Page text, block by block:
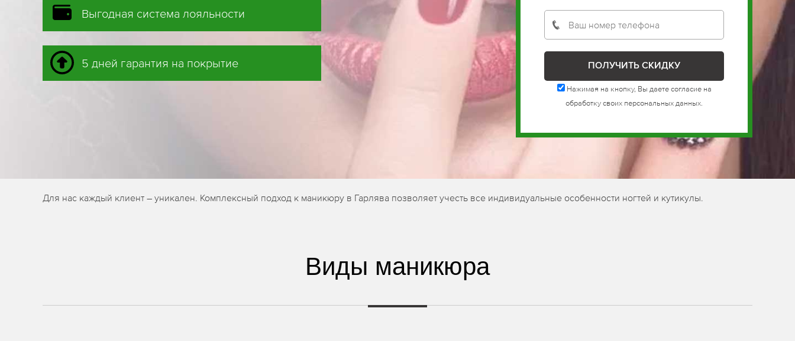
Выгодная система лояльности
5 дней гарантия на покрытие
Нажимая на кнопку, Вы даете согласие на
обработку своих персональных данных.
Для нас каждый клиент – уникален. Комплексный подход к маникюру в Гарлява позволяет учесть все индивидуальные особенности ногтей и кутикулы.
Виды маникюра